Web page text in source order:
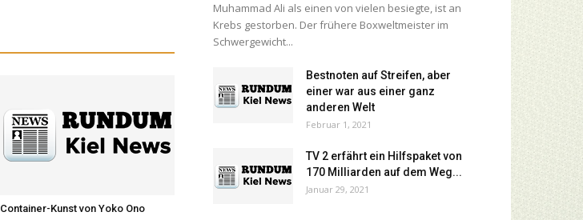
Container-Kunst von Yoko Ono
Muhammad Ali als einen von vielen besiegte, ist an
Krebs gestorben. Der frühere Boxweltmeister im
Schwergewicht...
Bestnoten auf Streifen, aber
einer war aus einer ganz
anderen Welt
Februar 1, 2021
TV 2 erfährt ein Hilfspaket von
170 Milliarden auf dem Weg...
Januar 29, 2021